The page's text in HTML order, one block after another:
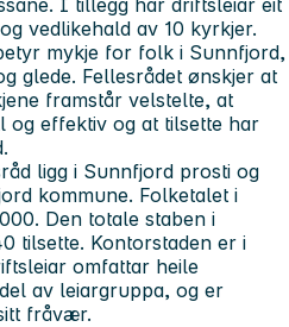
vedlikehald av 10 kyrkjer.
mykje for folk i Sunnfjord,
glede. Fellesrådet ønskjer at
framstår velstelte, at
effektiv og at tilsette har
ligg i Sunnfjord prosti og
kommune. Folketalet i
Den totale staben i
tilsette. Kontorstaden er i
omfattar heile
av leiargruppa, og er
fråvær.